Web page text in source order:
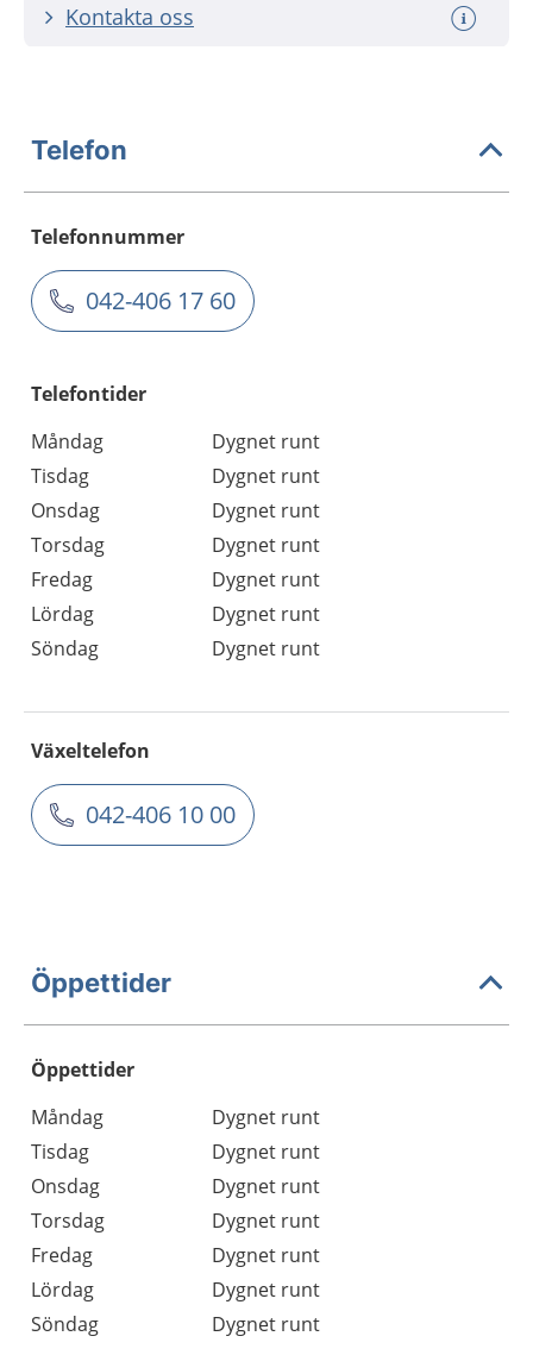
Kontakta oss
Telefon
Telefonnummer
042-406 17 60
Telefontider
Måndag
Dygnet runt
Tisdag
Dygnet runt
Onsdag
Dygnet runt
Torsdag
Dygnet runt
Fredag
Dygnet runt
Lördag
Dygnet runt
Söndag
Dygnet runt
Växeltelefon
042-406 10 00
Öppettider
Öppettider
Dag
Öppettider
Kommentarer
Måndag
Dygnet runt
Tisdag
Dygnet runt
Onsdag
Dygnet runt
Torsdag
Dygnet runt
Fredag
Dygnet runt
Lördag
Dygnet runt
Söndag
Dygnet runt